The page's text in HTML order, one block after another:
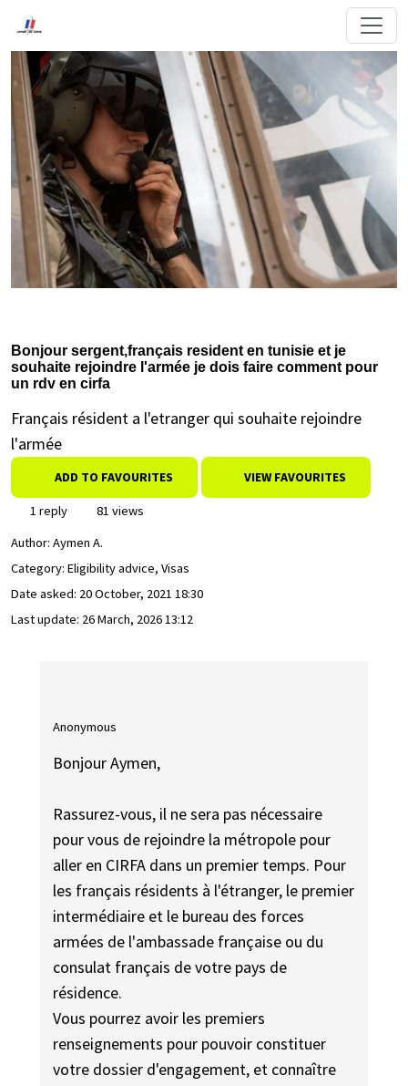
Bonjour sergent,français resident en tunisie et je
souhaite rejoindre l'armée je dois faire comment pour
un rdv en cirfa
Français résident a l'etranger qui souhaite rejoindre
l'armée
ADD TO FAVOURITES VIEW FAVOURITES
1 reply
81 views
Author: Aymen A.
Category: Eligibility advice, Visas
Date asked: 20 October, 2021 18:30
Last update: 26 March, 2026 13:12
Anonymous
Bonjour Aymen,
Rassurez-vous, il ne sera pas nécessaire
pour vous de rejoindre la métropole pour
aller en CIRFA dans un premier temps. Pour
les français résidents à l'étranger, le premier
intermédiaire et le bureau des forces
armées de l'ambassade française ou du
consulat français de votre pays de
résidence.
Vous pourrez avoir les premiers
renseignements pour pouvoir constituer
votre dossier d'engagement, et connaître